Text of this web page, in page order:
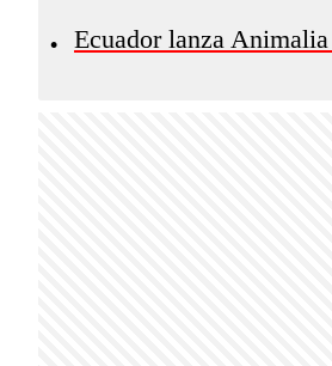
• Ecuador lanza